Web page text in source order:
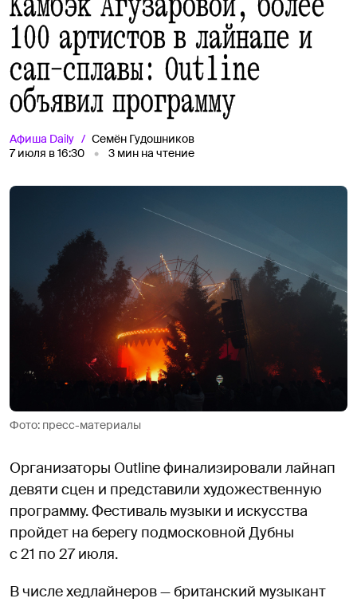
100 артистов в лайнапе и
сап-сплавы: Outline
объявил программу
Афиша Daily
Семён Гудошников
7 июля в 16:30
3 мин на чтение
Фото: пресс-материалы
Организаторы Outline финализировали лайнап
девяти сцен и представили художественную
программу. Фестиваль музыки и искусства
пройдет на берегу подмосковной Дубны
с 21 по 27 июля.
В числе хедлайнеров — британский музыкант